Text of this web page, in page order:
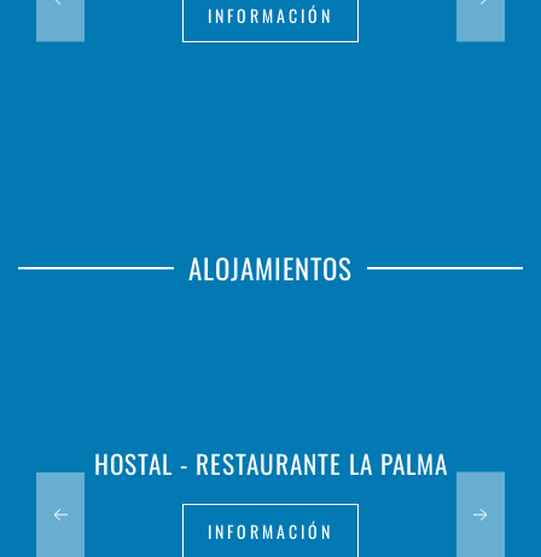
INFORMACIÓN
ALOJAMIENTOS
HOSTAL - RESTAURANTE LA PALMA
INFORMACIÓN